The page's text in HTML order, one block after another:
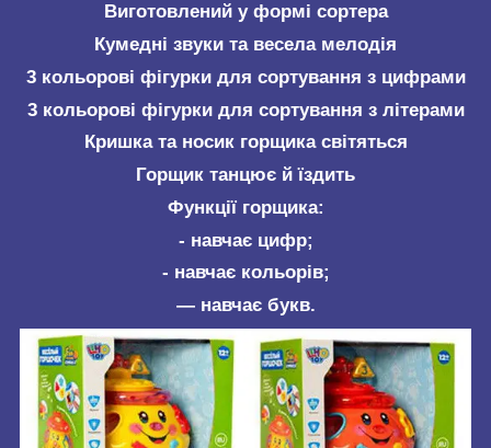
Виготовлений у формі сортера
Кумедні звуки та весела мелодія
3 кольорові фігурки для сортування з цифрами
3 кольорові фігурки для сортування з літерами
Кришка та носик горщика світяться
Горщик танцює й їздить
Функції горщика:
- навчає цифр;
- навчає кольорів;
— навчає букв.